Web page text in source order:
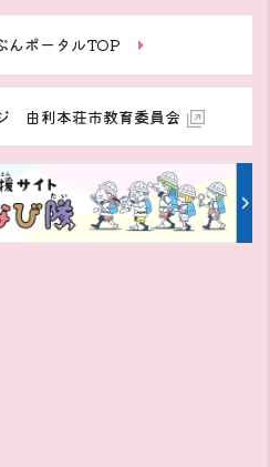
んポータルTOP
由利本荘市教育委員会